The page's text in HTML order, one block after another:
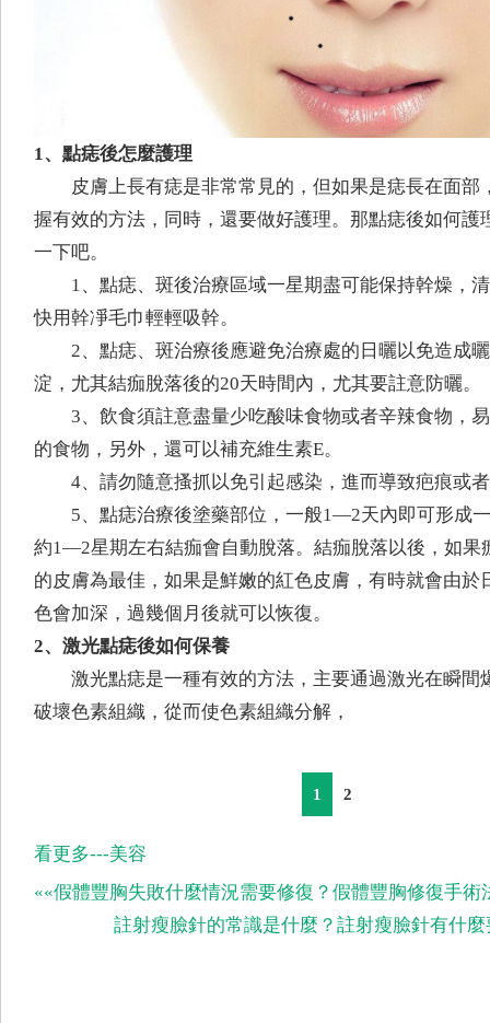
1、點痣後怎麼護理
皮膚上長有痣是非常常見的，但如果是痣長在面部
握有效的方法，同時，還要做好護理。那點痣後如何護
一下吧。
1、點痣、斑後治療區域一星期盡可能保持幹燥，
快用幹凈毛巾輕輕吸幹。
2、點痣、斑治療後應避免治療處的日曬以免造成
淀，尤其結痂脫落後的20天時間內，尤其要註意防曬。
3、飲食須註意盡量少吃酸味食物或者辛辣食物，
的食物，另外，還可以補充維生素E。
4、請勿隨意搔抓以免引起感染，進而導致疤痕或
5、點痣治療後塗藥部位，一般1—2天內即可形成
約1—2星期左右結痂會自動脫落。結痂脫落以後，如果
的皮膚為最佳，如果是鮮嫩的紅色皮膚，有時就會由於
色會加深，過幾個月後就可以恢復。
2、激光點痣後如何保養
激光點痣是一種有效的方法，主要通過激光在瞬間
破壞色素組織，從而使色素組織分解，
1 2
看更多---美容
««假體豐胸失敗什麼情況需要修復？假體豐胸修復手
註射瘦臉針的常識是什麼？註射瘦臉針有什